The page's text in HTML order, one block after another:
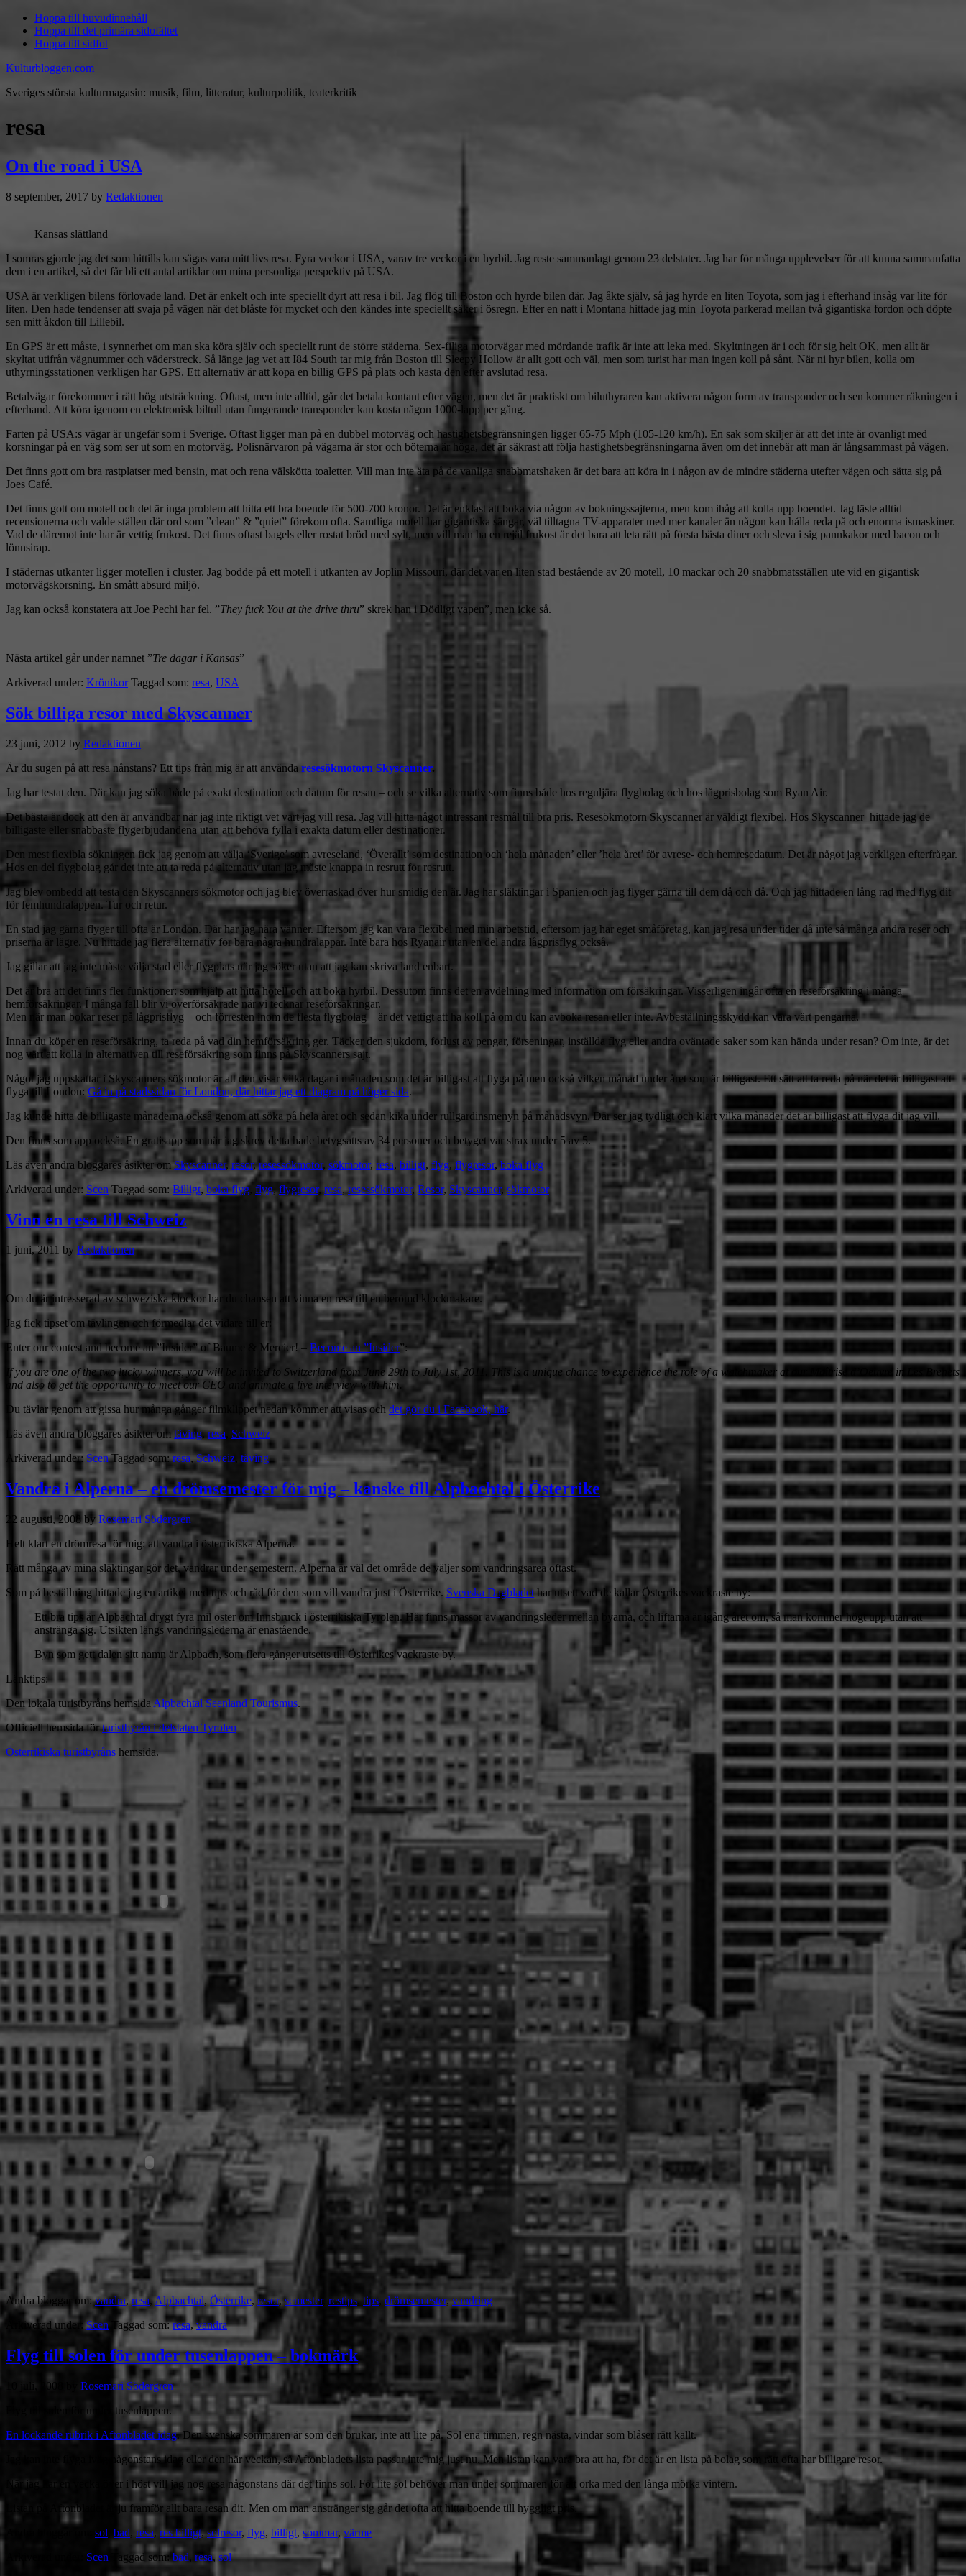
Hoppa till huvudinnehåll
Hoppa till det primära sidofältet
Hoppa till sidfot
Kulturbloggen.com
Sveriges största kulturmagasin: musik, film, litteratur, kulturpolitik, teaterkritik
resa
On the road i USA
8 september, 2017 by Redaktionen
Kansas slättland
I somras gjorde jag det som hittills kan sägas vara mitt livs resa. Fyra veckor i USA, varav tre veckor i en hyrbil. Jag reste sammanlagt genom 23 delstater. Jag har för många upplevelser för att kunna sammanfatta
dem i en artikel, så det får bli ett antal artiklar om mina personliga perspektiv på USA.
USA är verkligen bilens förlovade land. Det är enkelt och inte speciellt dyrt att resa i bil. Jag flög till Boston och hyrde bilen där. Jag åkte själv, så jag hyrde en liten Toyota, som jag i efterhand insåg var lite för
liten. Den hade tendenser att svaja på vägen när det blåste för mycket och den kändes inte speciellt säker i ösregn. Efter en natt i Montana hittade jag min Toyota parkerad mellan två gigantiska fordon och döpte
sen mitt åkdon till Lillebil.
En GPS är ett måste, i synnerhet om man ska köra själv och speciellt runt de större städerna. Sex-filiga motorvägar med mördande trafik är inte att leka med. Skyltningen är i och för sig helt OK, men allt är
skyltat utifrån vägnummer och väderstreck. Så länge jag vet att I84 South tar mig från Boston till Sleepy Hollow är allt gott och väl, men som turist har man ingen koll på sånt. När ni hyr bilen, kolla om
uthyrningsstationen verkligen har GPS. Ett alternativ är att köpa en billig GPS på plats och kasta den efter avslutad resa.
Betalvägar förekommer i rätt hög utsträckning. Oftast, men inte alltid, går det betala kontant efter vägen, men det är praktiskt om biluthyraren kan aktivera någon form av transponder och sen kommer räkningen i
efterhand. Att köra igenom en elektronisk biltull utan fungerande transponder kan kosta någon 1000-lapp per gång.
Farten på USA:s vägar är ungefär som i Sverige. Oftast ligger man på en dubbel motorväg och hastighetsbegränsningen ligger 65-75 Mph (105-120 km/h). En sak som skiljer är att det inte är ovanligt med
korsningar på en väg som ser ut som en motorväg. Polisnärvaron på vägarna är stor och böterna är höga, det är säkrast att följa hastighetsbegränsningarna även om det innebär att man är långsammast på vägen.
Det finns gott om bra rastplatser med bensin, mat och rena välskötta toaletter. Vill man inte äta på de vanliga snabbmatshaken är det bara att köra in i någon av de mindre städerna utefter vägen och sätta sig på
Joes Café.
Det finns gott om motell och det är inga problem att hitta ett bra boende för 500-700 kronor. Det är enklast att boka via någon av bokningssajterna, men kom ihåg att kolla upp boendet. Jag läste alltid
recensionerna och valde ställen där ord som ”clean” & ”quiet” förekom ofta. Samtliga motell har gigantiska sängar, väl tilltagna TV-apparater med mer kanaler än någon kan hålla reda på och enorma ismaskiner.
Vad de däremot inte har är vettig frukost. Det finns oftast bagels eller rostat bröd med sylt, men vill man ha en rejäl frukost är det bara att leta rätt på första bästa diner och sleva i sig pannkakor med bacon och
lönnsirap.
I städernas utkanter ligger motellen i cluster. Jag bodde på ett motell i utkanten av Joplin Missouri, där det var en liten stad bestående av 20 motell, 10 mackar och 20 snabbmatsställen ute vid en gigantisk
motorvägskorsning. En smått absurd miljö.
Jag kan också konstatera att Joe Pechi har fel. ”They fuck You at the drive thru” skrek han i Dödligt vapen”, men icke så.
Nästa artikel går under namnet ”Tre dagar i Kansas”
Arkiverad under: Krönikor Taggad som: resa, USA
Sök billiga resor med Skyscanner
23 juni, 2012 by Redaktionen
Är du sugen på att resa nånstans? Ett tips från mig är att använda resesökmotorn Skyscanner.
Jag har testat den. Där kan jag söka både på exakt destination och datum för resan – och se vilka alternativ som finns både hos reguljära flygbolag och hos lågprisbolag som Ryan Air.
Det bästa är dock att den är användbar när jag inte riktigt vet vart jag vill resa. Jag vill hitta något intressant resmål till bra pris. Resesökmotorn Skyscanner är väldigt flexibel. Hos Skyscanner hittade jag de
billigaste eller snabbaste flygerbjudandena utan att behöva fylla i exakta datum eller destinationer.
Den mest flexibla sökningen fick jag genom att välja ‘Sverige’ som avreseland, ‘Överallt’ som destination och ‘hela månaden’ eller ’hela året’ för avrese- och hemresedatum. Det är något jag verkligen efterfrågar.
Hos en del flygbolag går det inte att ta reda på alternativ utan jag måste knappa in resrutt för resrutt.
Jag blev ombedd att testa den Skyscanners sökmotor och jag blev överraskad över hur smidig den är. Jag har släktingar i Spanien och jag flyger gärna till dem då och då. Och jag hittade en lång rad med flyg dit
för femhundralappen. Tur och retur.
En stad jag gärna flyger till ofta är London. Där har jag nära vänner. Eftersom jag kan vara flexibel med min arbetstid, eftersom jag har eget småföretag, kan jag resa under tider då inte så många andra reser och
priserna är lägre. Nu hittade jag flera alternativ för bara några hundralappar. Inte bara hos Ryanair utan en del andra lågprisflyg också.
Jag gillar att jag inte måste välja stad eller flygplats när jag söker utan att jag kan skriva land enbart.
Det är bra att det finns fler funktioner: som hjälp att hitta hotell och att boka hyrbil. Dessutom finns det en avdelning med information om försäkringar. Visserligen ingår ofta en reseförsäkring i många
hemförsäkringar. I många fall blir vi överförsäkrade när vi tecknar reseförsäkringar.
Men när man bokar reser på lågprisflyg – och förresten inom de flesta flygbolag – är det vettigt att ha koll på om du kan avboka resan eller inte. Avbeställningsskydd kan vara värt pengarna.
Innan du köper en reseförsäkring, ta reda på vad din hemförsäkring ger. Täcker den sjukdom, förlust av pengar, förseningar, inställda flyg eller andra oväntade saker som kan hända under resan? Om inte, är det
nog värt att kolla in alternativen till reseförsäkring som finns på Skyscanners sajt.
Något jag uppskattar i Skyscanners sökmotor är att den visar vilka dagar i månaden som det är billigast att flyga på men också vilken månad under året som är billigast. Ett sätt att ta reda på när det är billigast att
flyga till London: Gå in på stadssidan för London, där hittar jag ett diagram på höger sida.
Jag kunde hitta de billigaste månaderna också genom att söka på hela året och sedan kika under rullgardinsmenyn på månadsvyn. Där ser jag tydligt och klart vilka månader det är billigast att flyga dit jag vill.
Den finns som app också. En gratisapp som när jag skrev detta hade betygsatts av 34 personer och betyget var strax under 5 av 5.
Läs även andra bloggares åsikter omSkyscanner, resor,resessökmotor, sökmotor, resa, billigt, flyg, flygresor, boka flyg
Arkiverad under: Scen Taggad som: Billigt, boka flyg, flyg flygresor, resa,resessökmotor, Resor, Skyscanner, sökmotor
Vinn en resa till Schweiz
1 juni, 2011 by Redaktionen
Om du är intresserad av schweziska klockor har du chansen att vinna en resa till en berömd klockmakare.
Jag fick tipset om tävlingen och förmedlar det vidare till er:
Enter our contest and become an ”Insider” of Baume & Mercier! – Become an ”Insider”:
If you are one of the two lucky winners, you will be invited to Switzerland from June 29th to July 1st, 2011. This is a unique chance to experience the role of a watchmaker at our Maîtrise d’Oeuvre in Les Brenets
and also to get the opportunity to meet our CEO and animate a live interview with him.
Du tävlar genom att gissa hur många gånger filmklippet nedan kommer att visas ochdet gör du i Facebook, här.
Läs även andra bloggares åsikter omtäving,resa Schweiz
Arkiverad under: Scen Taggad som:resa,Schweiz täving
Vandra i Alperna – en drömsemester för mig – kanske till Alpbachtal i Österrike
22 augusti, 2008 by Rosemari Södergren
Helt klart en drömresa för mig: att vandra i österrikiska Alperna.
Rätt många av mina släktingar gör det, vandrar under semestern. Alperna är väl det område de väljer som vandringsarea oftast.
Som på beställning hittade jag en artikel med tips och råd för den som vill vandra just i Österrike. Svenska Dagbladethar utsett vad de kallar Österrikes vackraste by:
Ett bra tips är Alpbachtal drygt fyra mil öster om Innsbruck i österrikiska Tyrolen. Här finns massor av vandringsleder mellan byarna, och liftarna är igång året om, så man kommer högt upp utan att
anstränga sig. Utsikten längs vandringslederna är enastående.
Byn som gett dalen sitt namn är Alpbach, som flera gånger utsetts till Österrikes vackraste by.
Länktips:
Den lokala turistbyråns hemsidaAlpbachtal Seenland Tourismus.
Officiell hemsida förturistbyrån i delstaten Tyrolen
Österrikiska turistbyråns hemsida.
Andra bloggar om:vandra,resa, Alpbachtal, Österrike, resor, semester, restips, tips drömsemester,vandring
Arkiverad under:Scen Taggad som:resa,vandra
Flyg till solen för under tusenlappen – bokmärk
10 juli, 2008
Rosemari Södergren
Flyg till solen för under tusenlappen.
En lockande rubrik i Aftonbladet idag. Den svenska sommaren är som den brukar, inte att lite på. Sol ena timmen, regn nästa, vindar som blåser rätt kallt.
Jag kan inte flyga iväg någonstans idag eller den här veckan, så Aftonbladets lista passar inte mig just nu. Men listan kan vara bra att ha, för det är en lista på bolag som rätt ofta har billigare resor.
När jag har en vecka över i höst vill jag nog resa någonstans där det finns sol. För lite sol behöver man under sommaren för att orka med den långa mörka vintern.
Listan på Aftonbladet är ju framför allt bara resan dit. Men om man anstränger sig går det ofta att hitta boende till hyggligt pris.
sol bad, resa, res billigt,solresor, flyg, billigt, sommar, värme
Scen Taggad som: bad, resa, sol